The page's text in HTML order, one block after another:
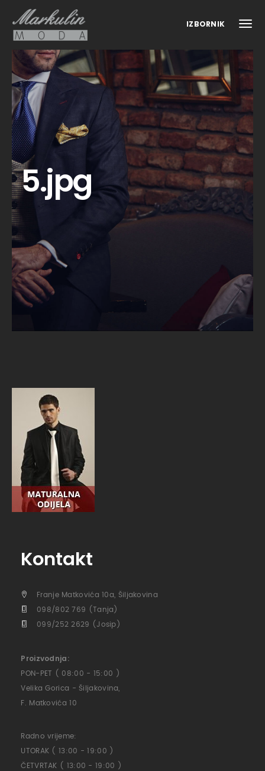
IZBORNIK
5.jpg
Kontakt
Franje Matkovića 10a, Šiljakovina
098/802 769 (Tanja)
099/252 2629 (Josip)
Proizvodnja:
PON-PET ( 08:00 - 15:00 )
Velika Gorica - Šiljakovina,
F. Matkovića 10
Radno vrijeme:
UTORAK ( 13:00 - 19:00 )
ČETVRTAK ( 13:00 - 19:00 )